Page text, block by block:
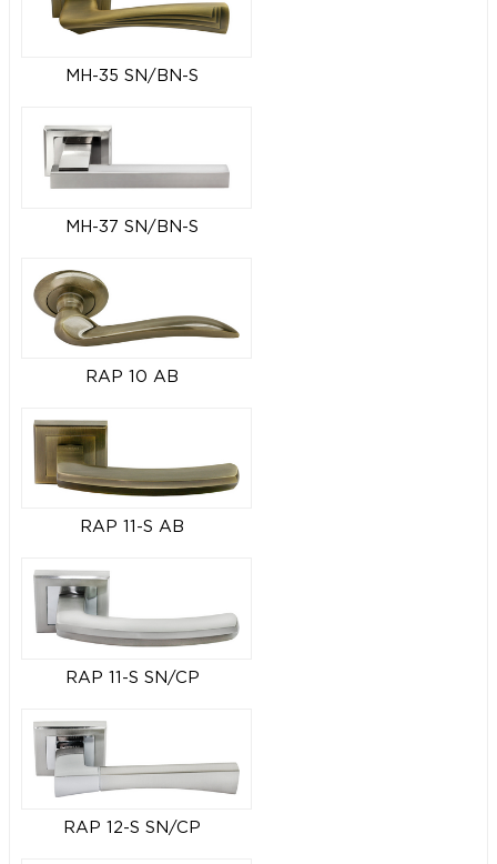
MH-35 SN/BN-S
MH-37 SN/BN-S
RAP 10 AB
RAP 11-S AB
RAP 11-S SN/CP
RAP 12-S SN/CP